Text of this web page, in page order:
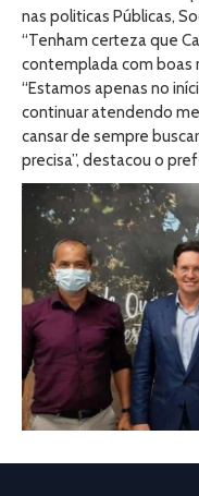
nas politicas Públicas,
“Tenham certeza que
contemplada com boas
“Estamos apenas no
continuar atendendo
cansar de sempre
precisa”, destacou o